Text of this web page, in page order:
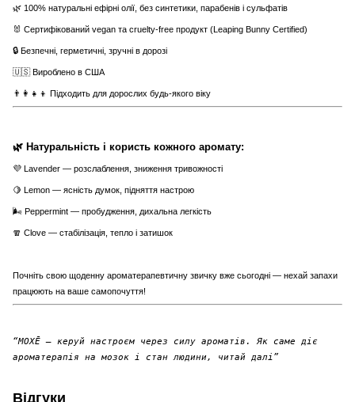
🌿 100% натуральні ефірні олії, без синтетики, парабенів і сульфатів
🐰 Сертифікований vegan та cruelty-free продукт (Leaping Bunny Certified)
🔒 Безпечні, герметичні, зручні в дорозі
🇺🇸 Вироблено в США
👨‍👩‍👧‍👦 Підходить для дорослих будь-якого віку
🌿 Натуральність і користь кожного аромату:
💜 Lavender — розслаблення, зниження тривожності
🍋 Lemon — ясність думок, підняття настрою
🌬️ Peppermint — пробудження, дихальна легкість
🧣 Clove — стабілізація, тепло і затишок
Почніть свою щоденну ароматерапевтичну звичку вже сьогодні — нехай запахи
працюють на ваше самопочуття!
“MOXĒ — керуй настроєм через силу ароматів. Як саме діє
ароматерапія на мозок і стан людини, читай далі”
Відгуки